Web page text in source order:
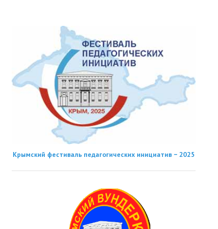
Крымский фестиваль педагогических инициатив − 2025